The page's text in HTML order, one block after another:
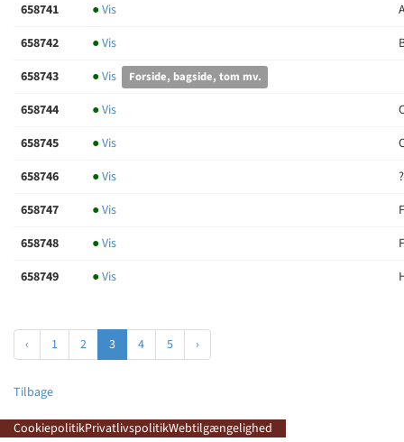
658741
●Vis
658742
●Vis
658743
●Vis Forside, bagside, tom mv.
658744 ●Vis
658745
●Vis
658746
●Vis
658747
●Vis
658748
●Vis
658749
●Vis
‹ 1 2 3 4 5 ›
Tilbage
CookiepolitikPrivatlivspolitikWebtilgængelighed